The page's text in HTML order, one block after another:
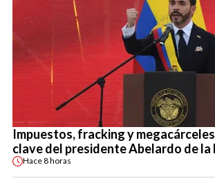
Impuestos, fracking y
clave del presidente Abelardo de la
Hace8 horas